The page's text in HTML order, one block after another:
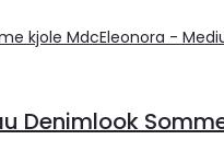
Denimlook